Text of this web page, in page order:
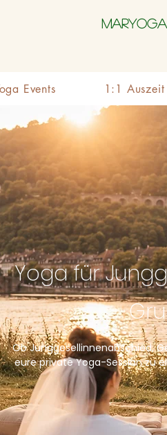
Events 1:1 Auszeit
Yoga für
Ob Junggesellinnenabschied,
eure private Yoga-Session zu